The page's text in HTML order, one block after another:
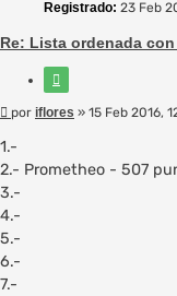
Registrado: 23 Feb
Re: Lista ordenada
Mensaje
por iflores » 15 Feb 2016,
1.-
2.- Prometheo - 507
3.-
4.-
5.-
6.-
7.-